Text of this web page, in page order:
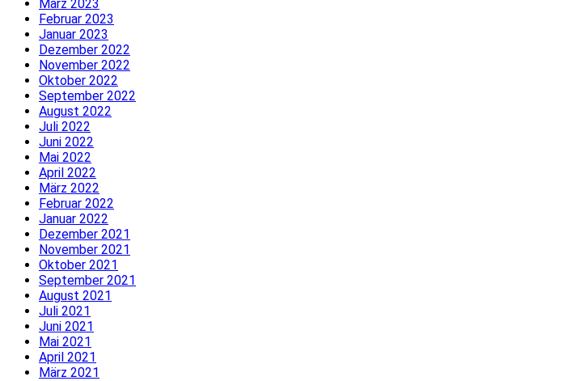
März 2023
Februar 2023
Januar 2023
Dezember 2022
November 2022
Oktober 2022
September 2022
August 2022
Juli 2022
Juni 2022
Mai 2022
April 2022
März 2022
Februar 2022
Januar 2022
Dezember 2021
November 2021
Oktober 2021
September 2021
August 2021
Juli 2021
Juni 2021
Mai 2021
April 2021
März 2021